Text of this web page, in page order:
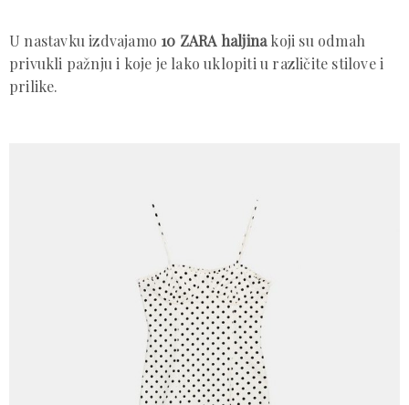
U nastavku izdvajamo 10 ZARA haljinakoji su odmah
privukli pažnju i koje je lako uklopiti u različite stilove i
prilike.